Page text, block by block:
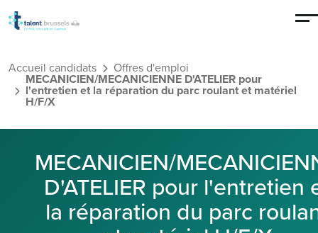
Aller au contenu principal
Accueil candidats Offres d'emploi
MECANICIEN/MECANICIENNE D'ATELIER pour
l'entretien et la réparation du parc roulant et matériel
H/F/X
MECANICIEN/
D'ATELIER pour l'entretien
la réparation du parc